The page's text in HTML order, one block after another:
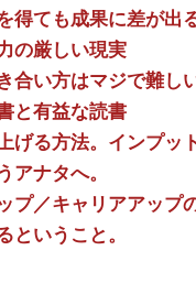
得ても成果に差が出
の厳しい現実
合い方はマジで難しい
と有益な読書
げる方法。インプッ
アナタへ。
プ／キャリアアップ
ということ。